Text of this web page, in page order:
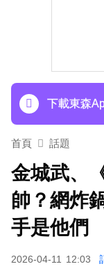
下載東森
首頁 話題
金城武、
帥？網炸
手是他們
2026-04-11 12:03